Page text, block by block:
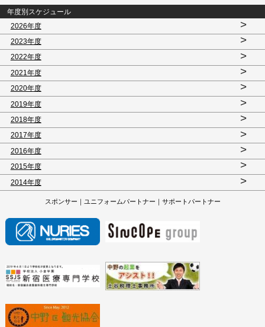
年度別スケジュール
2026年度
>
2023年度 >
2022年度 >
2021年度 >
2020年度 >
2019年度 >
2018年度 >
2017年度 >
2016年度 >
2015年度 >
2014年度 >
スポンサー｜ユニフォームパートナー｜サポートパートナー